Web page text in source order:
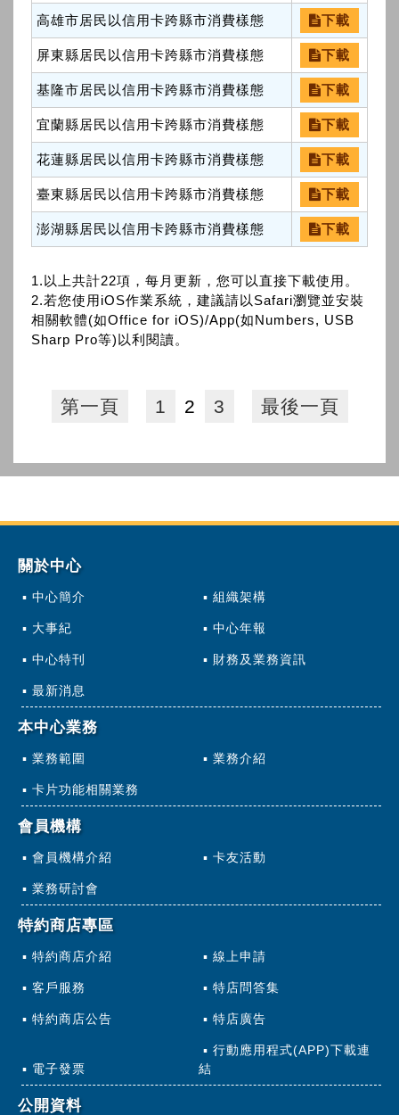
高雄市居民以信用卡跨縣市消費樣態 下載
屏東縣居民以信用卡跨縣市消費樣態 下載
基隆市居民以信用卡跨縣市消費樣態 下載
宜蘭縣居民以信用卡跨縣市消費樣態 下載
花蓮縣居民以信用卡跨縣市消費樣態 下載
臺東縣居民以信用卡跨縣市消費樣態 下載
澎湖縣居民以信用卡跨縣市消費樣態 下載
1.以上共計22項，每月更新，您可以直接下載使用。
2.若您使用iOS作業系統，建議請以Safari瀏覽並安裝
相關軟體(如Office for iOS)/App(如Numbers, USB
Sharp Pro等)以利閱讀。
第一頁 1 2 3 最後一頁
關於中心
中心簡介 組織架構
大事紀 中心年報
中心特刊 財務及業務資訊
最新消息
本中心業務
業務範圍 業務介紹
卡片功能相關業務
會員機構
會員機構介紹 卡友活動
業務研討會
特約商店專區
特約商店介紹 線上申請
客戶服務 特店問答集
特約商店公告 特店廣告
電子發票
行動應用程式(APP)下載連
結
公開資料